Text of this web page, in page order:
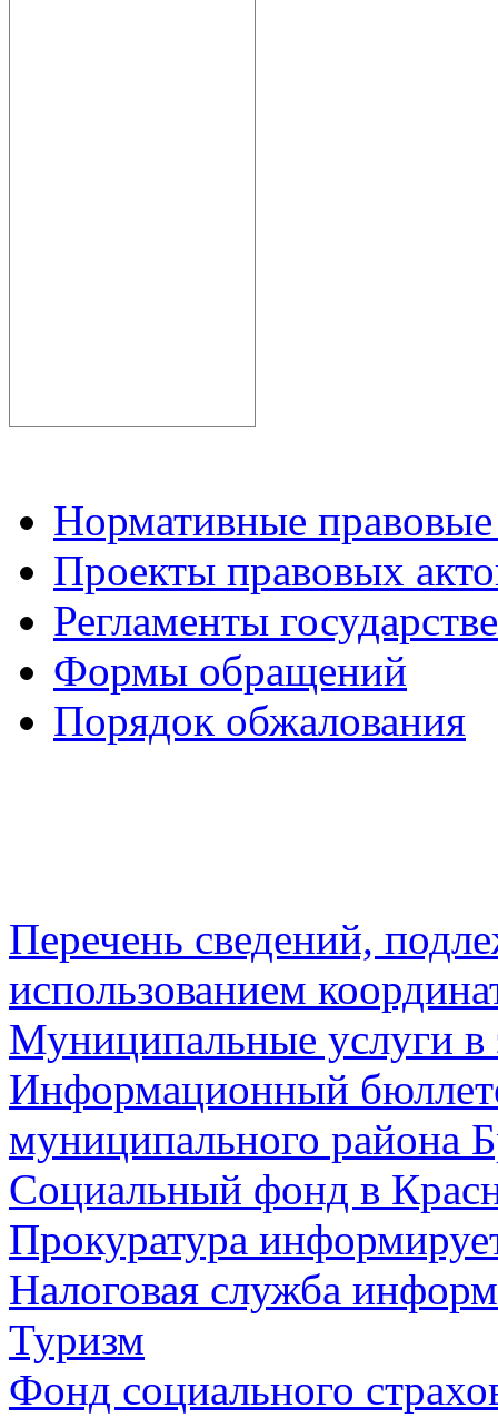
Нормативные
Проекты правовых
Регламенты
Формы обращений
Порядок обжалования
Перечень сведений,
использованием
Муниципальные услуги в
Информационный
муниципального района
Социальный фонд в
Прокуратура
Налоговая служба
Туризм
Фонд социального